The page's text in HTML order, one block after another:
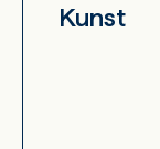
Kunst